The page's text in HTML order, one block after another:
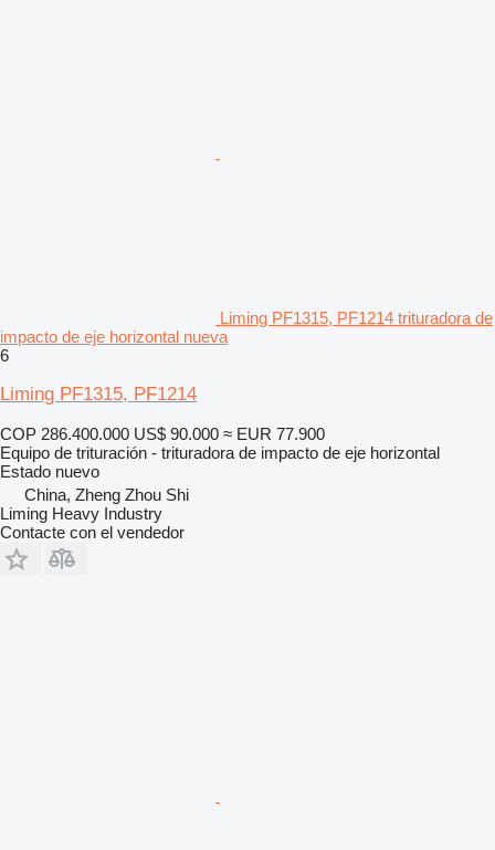
Liming PF1315, PF1214 trituradora de
impacto de eje horizontal nueva
6
Liming PF1315, PF1214
COP 286.400.000 US$ 90.000 ≈ EUR 77.900
Equipo de trituración - trituradora de impacto de eje horizontal
Estado nuevo
China, Zheng Zhou Shi
Liming Heavy Industry
Contacte con el vendedor